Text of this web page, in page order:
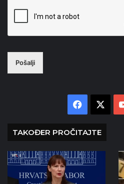
Pošalji
Facebook
TAKOĐER PROČITAJTE